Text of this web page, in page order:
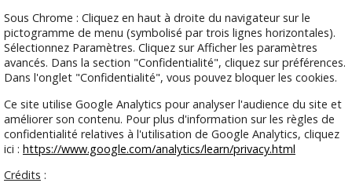
Sous Chrome : Cliquez en haut à droite du navigateur sur le
pictogramme de menu (symbolisé par trois lignes horizontales).
Sélectionnez Paramètres. Cliquez sur Afficher les paramètres
avancés. Dans la section "Confidentialité", cliquez sur préférences.
Dans l'onglet "Confidentialité", vous pouvez bloquer les cookies.
Ce site utilise Google Analytics pour analyser l'audience du site et
améliorer son contenu. Pour plus d'information sur les règles de
confidentialité relatives à l'utilisation de Google Analytics, cliquez
ici : https://www.google.com/analytics/learn/privacy.html
Crédits :